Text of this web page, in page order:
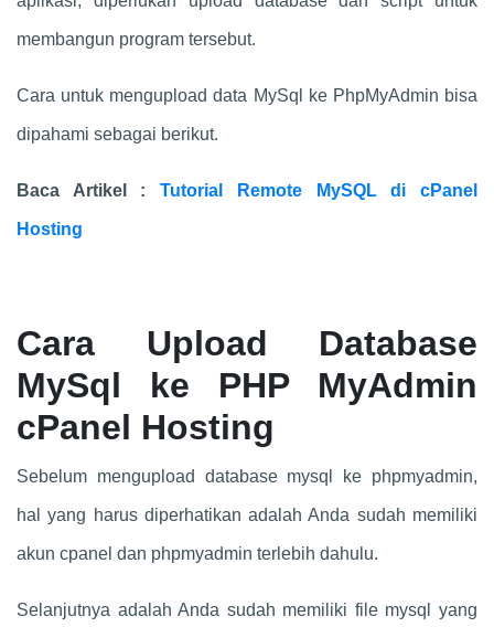
membangun program tersebut.
Cara untuk mengupload data MySql ke PhpMyAdmin bisa
dipahami sebagai berikut.
Baca Artikel :Tutorial Remote MySQL di cPanel
Hosting
Cara Upload Database
MySql ke PHP MyAdmin
cPanel Hosting
Sebelum mengupload database mysql ke phpmyadmin,
hal yang harus diperhatikan adalah Anda sudah memiliki
akun cpanel dan phpmyadmin terlebih dahulu.
Selanjutnya adalah Anda sudah memiliki file mysql yang